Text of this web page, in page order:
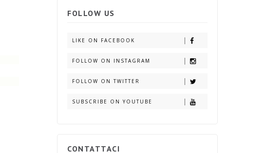
FOLLOW US
LIKE ON FACEBOOK
FOLLOW ON INSTAGRAM
FOLLOW ON TWITTER
SUBSCRIBE ON YOUTUBE
CONTATTACI